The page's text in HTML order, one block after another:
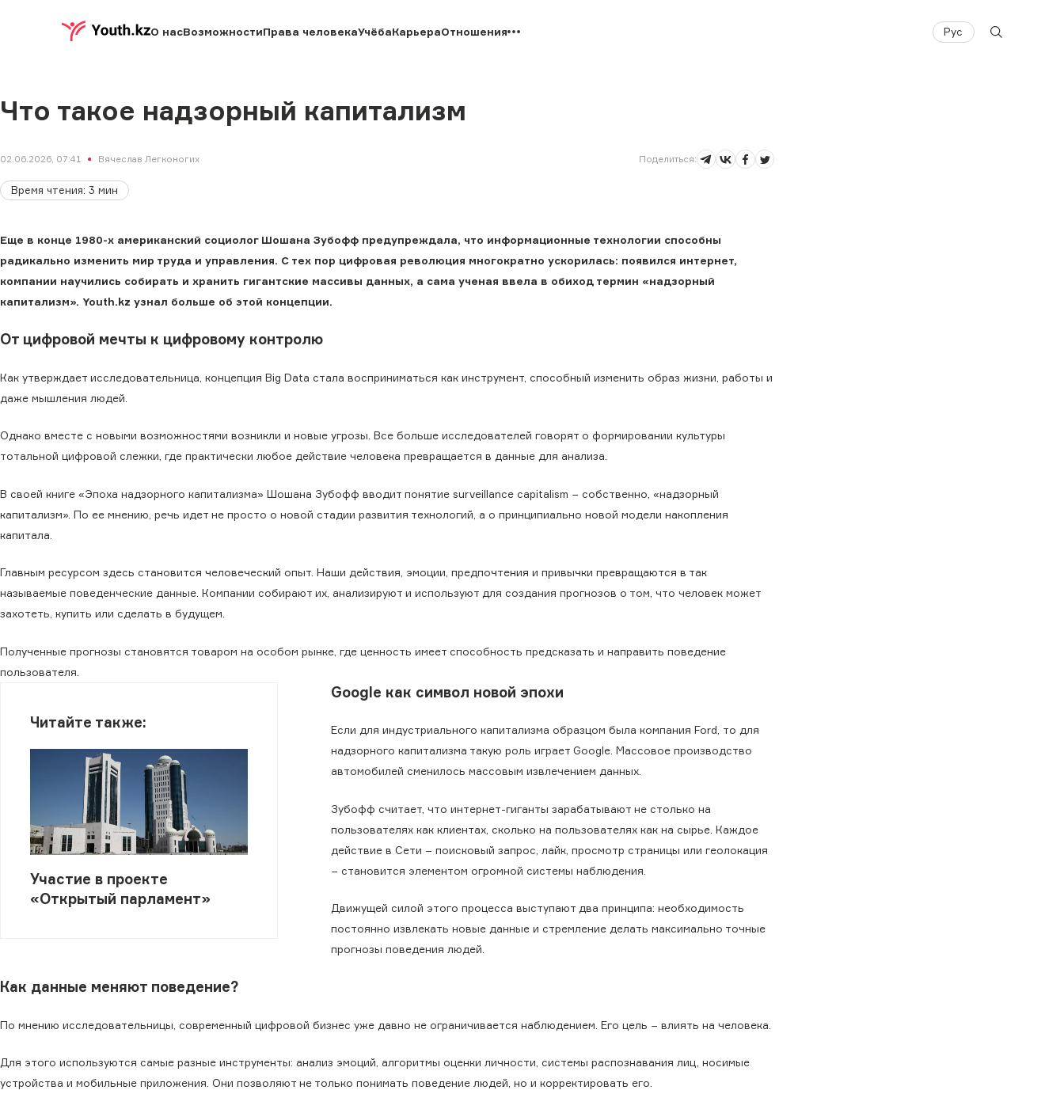
О насВозможностиПрава человекаУчёбаКарьераОтношения Рус
Что такое надзорный капитализм
02.06.2026, 07:41 Вячеслав Легконогих Поделиться:
Время чтения: 3 мин
Еще в конце 1980-х американский социолог Шошана Зубофф предупреждала, что информационные технологии способны
радикально изменить мир труда и управления. С тех пор цифровая революция многократно ускорилась: появился интернет,
компании научились собирать и хранить гигантские массивы данных, а сама ученая ввела в обиход термин «надзорный
капитализм». Youth.kz узнал больше об этой концепции.
От цифровой мечты к цифровому контролю
Как утверждает исследовательница, концепция Big Data стала восприниматься как инструмент, способный изменить образ жизни, работы и
даже мышления людей.
Однако вместе с новыми возможностями возникли и новые угрозы. Все больше исследователей говорят о формировании культуры
тотальной цифровой слежки, где практически любое действие человека превращается в данные для анализа.
В своей книге «Эпоха надзорного капитализма» Шошана Зубофф вводит понятие surveillance capitalism − собственно, «надзорный
капитализм». По ее мнению, речь идет не просто о новой стадии развития технологий, а о принципиально новой модели накопления
капитала.
Главным ресурсом здесь становится человеческий опыт. Наши действия, эмоции, предпочтения и привычки превращаются в так
называемые поведенческие данные. Компании собирают их, анализируют и используют для создания прогнозов о том, что человек может
захотеть, купить или сделать в будущем.
Полученные прогнозы становятся товаром на особом рынке, где ценность имеет способность предсказать и направить поведение
пользователя.
Читайте также:
Участие в проекте
«Открытый парламент»
Google как символ новой эпохи
Если для индустриального капитализма образцом была компания Ford, то для
надзорного капитализма такую роль играет Google. Массовое производство
автомобилей сменилось массовым извлечением данных.
Зубофф считает, что интернет-гиганты зарабатывают не столько на
пользователях как клиентах, сколько на пользователях как на сырье. Каждое
действие в Сети − поисковый запрос, лайк, просмотр страницы или геолокация
− становится элементом огромной системы наблюдения.
Движущей силой этого процесса выступают два принципа: необходимость
постоянно извлекать новые данные и стремление делать максимально точные
прогнозы поведения людей.
Как данные меняют поведение?
По мнению исследовательницы, современный цифровой бизнес уже давно не ограничивается наблюдением. Его цель − влиять на человека.
Для этого используются самые разные инструменты: анализ эмоций, алгоритмы оценки личности, системы распознавания лиц, носимые
устройства и мобильные приложения. Они позволяют не только понимать поведение людей, но и корректировать его.